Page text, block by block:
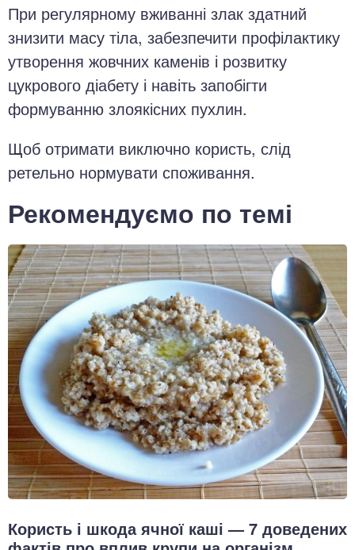
При регулярному вживанні злак здатний
знизити масу тіла, забезпечити профілактику
утворення жовчних каменів і розвитку
цукрового діабету і навіть запобігти
формуванню злоякісних пухлин.
Щоб отримати виключно користь, слід
ретельно нормувати споживання.
Рекомендуємо по темі
Користь і шкода ячної каші — 7 доведених